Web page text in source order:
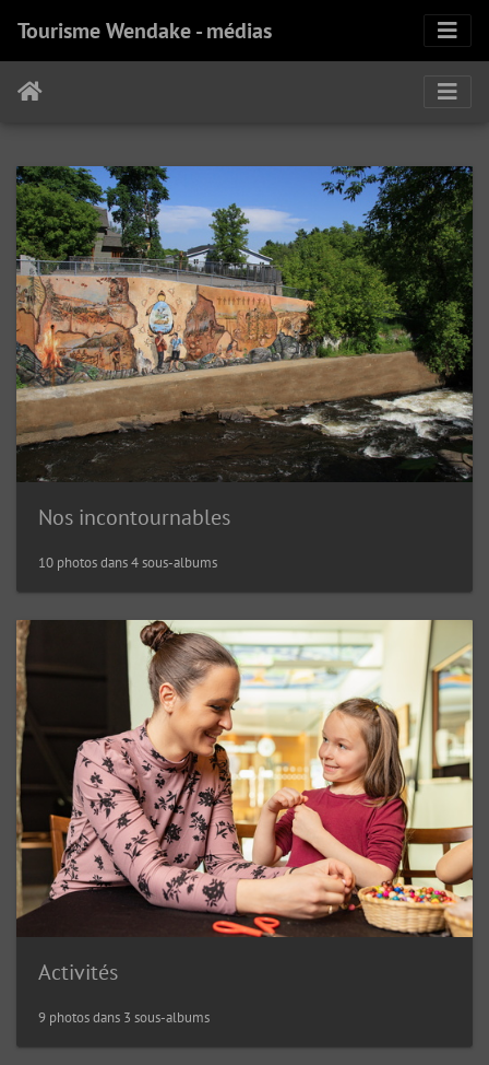
Tourisme Wendake - médias
Nos incontournables
10 photos dans 4 sous-albums
Activités
9 photos dans 3 sous-albums